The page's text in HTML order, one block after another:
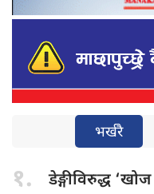
भर्खरै
१. डेङ्गीविरुद्ध ‘खोज